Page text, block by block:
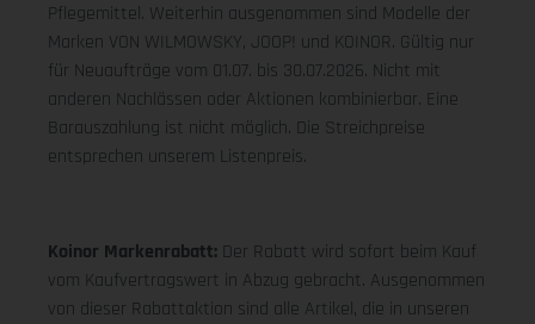
Pflegemittel. Weiterhin ausgenommen sind Modelle der
Marken VON WILMOWSKY, JOOP! und KOINOR. Gültig nur
für Neuaufträge vom 01.07. bis 30.07.2026. Nicht mit
anderen Nachlässen oder Aktionen kombinierbar. Eine
Barauszahlung ist nicht möglich. Die Streichpreise
entsprechen unserem Listenpreis.
Koinor Markenrabatt: Der Rabatt wird sofort beim Kauf
vom Kaufvertragswert in Abzug gebracht. Ausgenommen
von dieser Rabattaktion sind alle Artikel, die in unseren